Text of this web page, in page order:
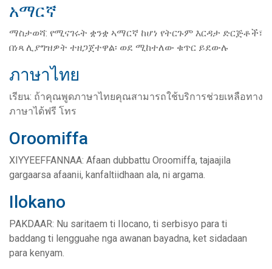
አማርኛ
ማስታወሻ: የሚናገሩት ቋንቋ ኣማርኛ ከሆነ የትርጉም እርዳታ ድርጅቶች፣
በነጻ ሊያግዝዎት ተዘጋጀተዋል፡ ወደ ሚከተለው ቁጥር ይደውሉ
ภาษาไทย
เรียน: ถ้าคุณพูดภาษาไทยคุณสามารถใช้บริการช่วยเหลือทาง
ภาษาได้ฟรี โทร
Oroomiffa
XIYYEEFFANNAA: Afaan dubbattu Oroomiffa, tajaajila
gargaarsa afaanii, kanfaltiidhaan ala, ni argama.
Ilokano
PAKDAAR: Nu saritaem ti Ilocano, ti serbisyo para ti
baddang ti lengguahe nga awanan bayadna, ket sidadaan
para kenyam.